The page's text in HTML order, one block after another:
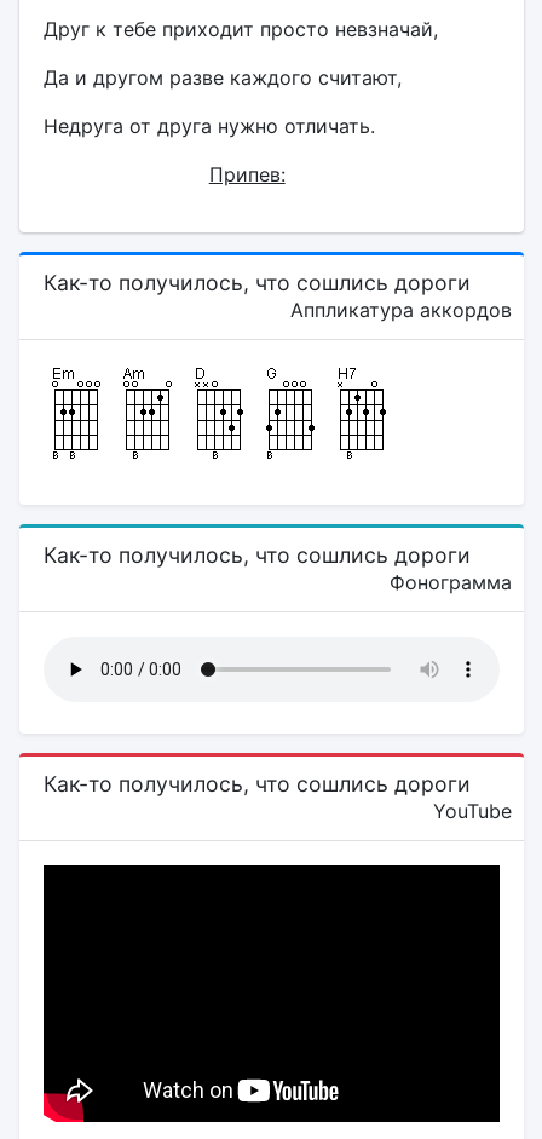
Друг к тебе приходит просто невзначай,
Да и другом разве каждого считают,
Недруга от друга нужно отличать.
Припев:
Как-то получилось, что сошлись дороги
Аппликатура аккордов
Как-то получилось, что сошлись дороги
Фонограмма
Как-то получилось, что сошлись дороги
YouTube